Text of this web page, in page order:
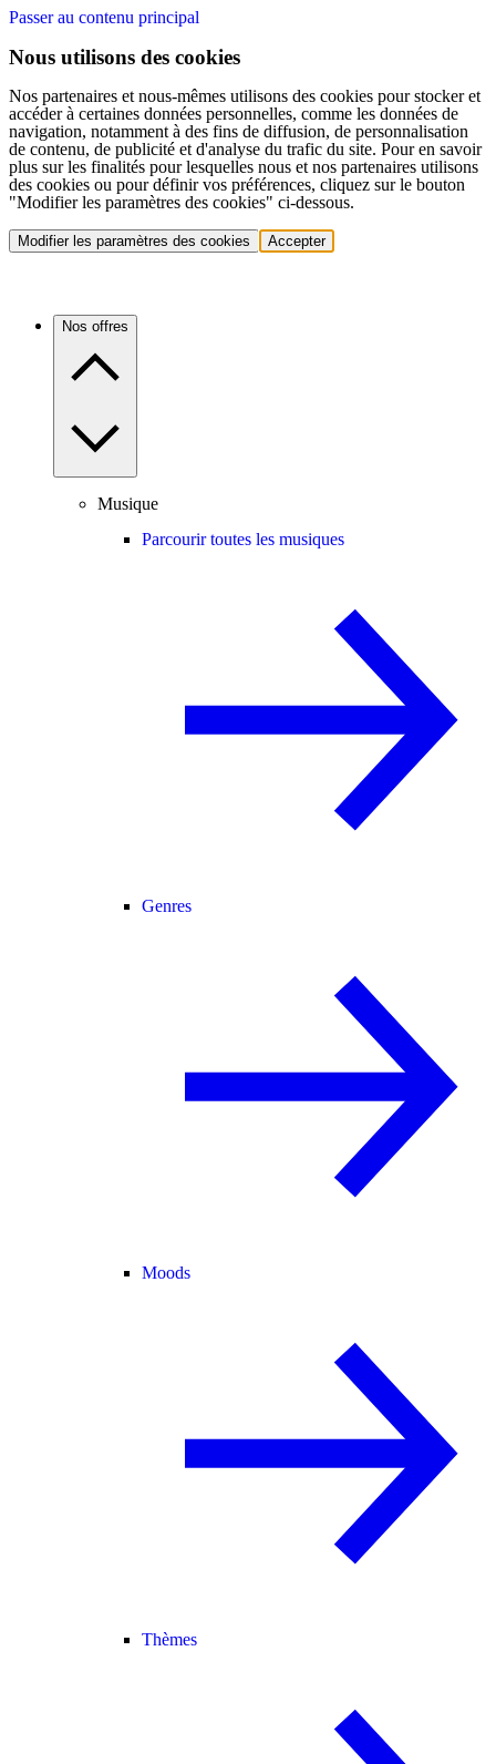
Passer au contenu principal
Nous utilisons des cookies
Nos partenaires et nous-mêmes utilisons des cookies pour stocker et
accéder à certaines données personnelles, comme les données de
navigation, notamment à des fins de diffusion, de personnalisation
de contenu, de publicité et d'analyse du trafic du site. Pour en savoir
plus sur les finalités pour lesquelles nous et nos partenaires utilisons
des cookies ou pour définir vos préférences, cliquez sur le bouton
"Modifier les paramètres des cookies" ci-dessous.
Modifier les paramètres des cookies Accepter
Nos offres
Musique
Parcourir toutes les musiques
Genres
Moods
Thèmes